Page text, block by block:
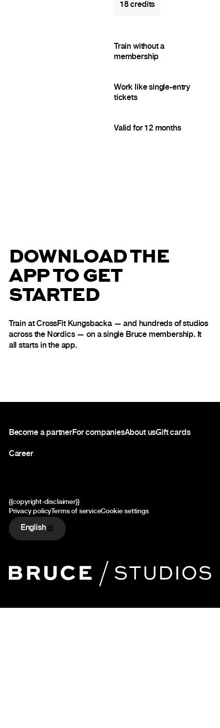
18credits
Train without a
membership
Work like single-entry
tickets
Valid for 12 months
DOWNLOAD THE
APP TO GET
STARTED
Train at CrossFit Kungsbacka — and hundreds of studios
across the Nordics — on a single Bruce membership. It
all starts in the app.
Become a partnerFor companiesAbout usGift cards
Career
{{copyright-disclaimer}}
Privacy policy Terms of serviceCookie settings
English